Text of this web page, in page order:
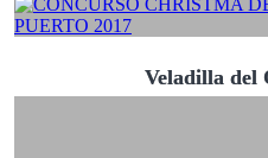
Veladilla del